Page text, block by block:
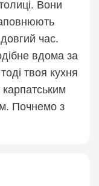
Вони
час.
вдома за
твоя кухня
Почнемо з